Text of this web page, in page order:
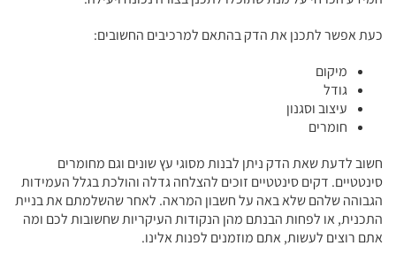
כעת אפשר לתכנן את הדק בהתאם למרכיבים החשובים:
מיקום
גודל
עיצוב וסגנון
חומרים
חשוב לדעת שאת הדק ניתן לבנות מסוגי עץ שונים וגם מחומרים
סינטטיים. דקים סינטטיים זוכים להצלחה גדלה והולכת בגלל העמידות
הגבוהה שלהם שלא באה על חשבון המראה. לאחר שהשלמתם את בניית
התכנית, או לפחות הבנתם מהן הנקודות העיקריות שחשובות לכם ומה
אתם רוצים לעשות, אתם מוזמנים לפנות אלינו.